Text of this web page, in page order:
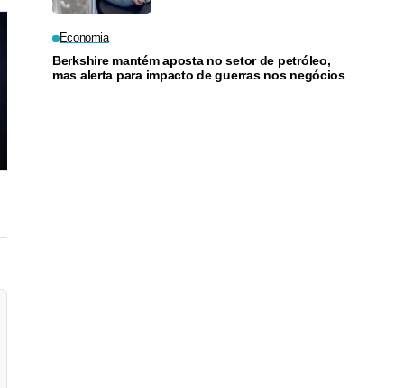
Economia
Berkshire mantém aposta no setor de petróleo,
mas alerta para impacto de guerras nos negócios